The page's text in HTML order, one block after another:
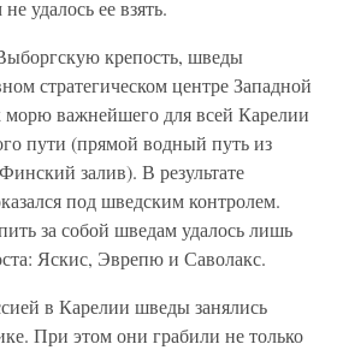
удалось ее взять.
крепость, шведы
стратегическом центре Западной
важнейшего для всей Карелии
пути (прямой водный путь из
залив). В результате
под шведским контролем.
за собой шведам удалось лишь
Яскис, Эврепю и Саволакс.
в Карелии шведы занялись
При этом они грабили не только